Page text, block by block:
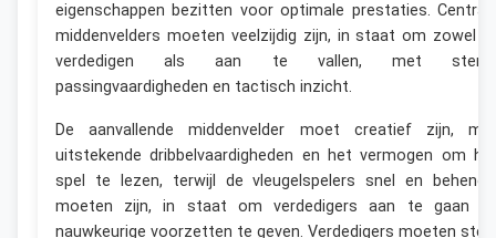
eigenschappen bezitten voor optimale prestaties.
middenvelders moeten veelzijdig zijn, in staat om zowel
verdedigen als aan te vallen, met
passingvaardigheden en tactisch inzicht.
De aanvallende middenvelder moet creatief zijn,
uitstekende dribbelvaardigheden en het vermogen om
spel te lezen, terwijl de vleugelspelers snel en
moeten zijn, in staat om verdedigers aan te gaan
nauwkeurige voorzetten te geven. Verdedigers moeten